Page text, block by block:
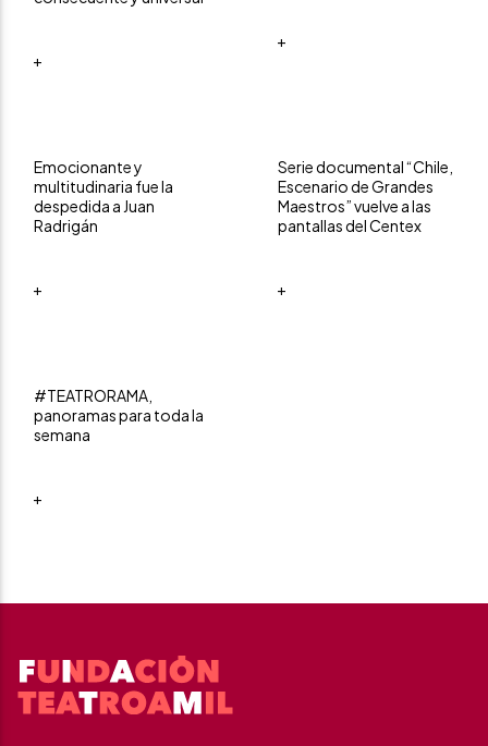
+
+
Emocionante y
multitudinaria fue la
despedida a Juan
Radrigán
+
Serie documental “Chile,
Escenario de Grandes
Maestros” vuelve a las
pantallas del Centex
+
#TEATRORAMA,
panoramas para toda la
semana
+